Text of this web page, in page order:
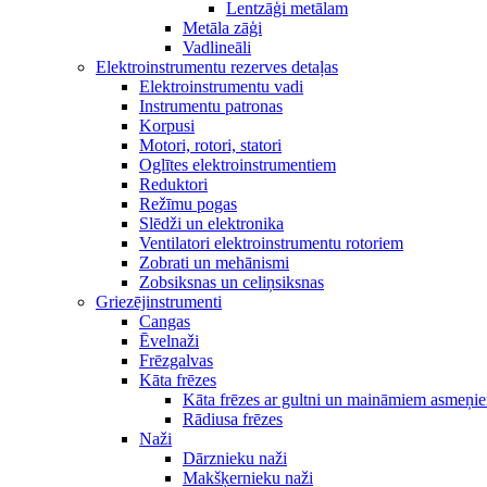
Lentzāģi metālam
Metāla zāģi
Vadlineāli
Elektroinstrumentu rezerves detaļas
Elektroinstrumentu vadi
Instrumentu patronas
Korpusi
Motori, rotori, statori
Oglītes elektroinstrumentiem
Reduktori
Režīmu pogas
Slēdži un elektronika
Ventilatori elektroinstrumentu rotoriem
Zobrati un mehānismi
Zobsiksnas un celiņsiksnas
Griezējinstrumenti
Cangas
Ēvelnaži
Frēzgalvas
Kāta frēzes
Kāta frēzes ar gultni un maināmiem
Rādiusa frēzes
Naži
Dārznieku naži
Makšķernieku naži